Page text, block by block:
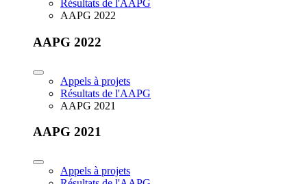
Résultats de l'AAPG
AAPG 2022
AAPG 2022
Appels à projets
Résultats de l'AAPG
AAPG 2021
AAPG 2021
Appels à projets